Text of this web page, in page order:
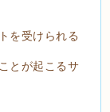
を受けられる
とが起こるサ